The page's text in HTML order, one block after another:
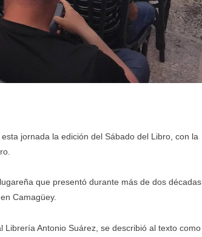
jornada la edición del Sábado del Libro, con la
que presentó durante más de dos décadas
Camagüey.
Antonio Suárez, se describió al texto como